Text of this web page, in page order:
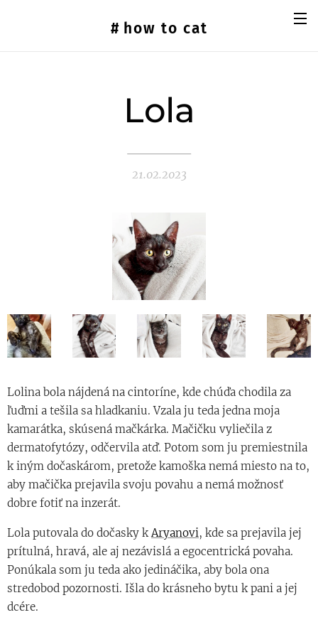
#how to cat
Lola
21.02.2023
Lolina bola nájdená na cintoríne, kde chúďa chodila za
ľuďmi a tešila sa hladkaniu. Vzala ju teda jedna moja
kamarátka, skúsená mačkárka. Mačičku vyliečila z
dermatofytózy, odčervila atď. Potom som ju premiestnila
k iným dočaskárom, pretože kamoška nemá miesto na to,
aby mačička prejavila svoju povahu a nemá možnosť
dobre fotiť na inzerát.
Lola putovala do dočasky kAryanovi, kde sa prejavila jej
prítulná, hravá, ale aj nezávislá a egocentrická povaha.
Ponúkala som ju teda ako jedináčika, aby bola ona
stredobod pozornosti. Išla do krásneho bytu k pani a jej
dcére.